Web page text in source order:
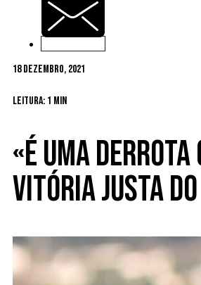
18 Dezembro, 2021
Leitura: 1 min
«É uma
vitória justa do